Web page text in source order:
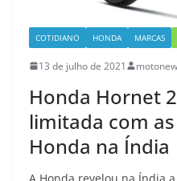
COTIDIANO HONDA MARCAS
13 de julho de 2021
Honda Hornet
limitada com
Honda na Índia